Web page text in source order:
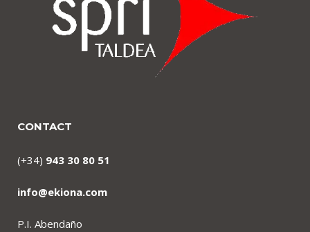
CONTACT
(+34) 943 30 80 51
info@ekiona.com
P.I. Abendaño